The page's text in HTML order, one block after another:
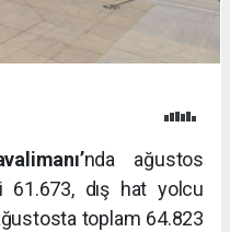
nda ağustos
61.673, dış hat yolcu
toplam 64.823